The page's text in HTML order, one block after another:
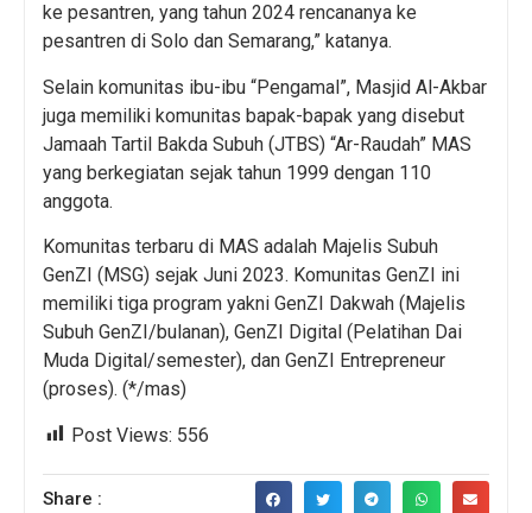
ke pesantren, yang tahun 2024 rencananya ke
pesantren di Solo dan Semarang,” katanya.
Selain komunitas ibu-ibu “Pengamal”, Masjid Al-Akbar
juga memiliki komunitas bapak-bapak yang disebut
Jamaah Tartil Bakda Subuh (JTBS) “Ar-Raudah” MAS
yang berkegiatan sejak tahun 1999 dengan 110
anggota.
Komunitas terbaru di MAS adalah Majelis Subuh
GenZI (MSG) sejak Juni 2023. Komunitas GenZI ini
memiliki tiga program yakni GenZI Dakwah (Majelis
Subuh GenZI/bulanan), GenZI Digital (Pelatihan Dai
Muda Digital/semester), dan GenZI Entrepreneur
(proses). (*/mas)
Post Views: 556
Share :